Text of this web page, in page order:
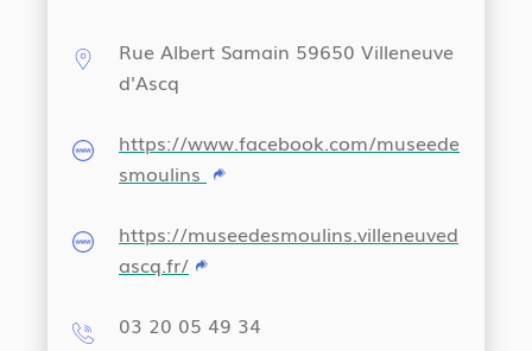
Rue Albert Samain 59650 Villeneuve
d'Ascq
https://www.facebook.com/museede
smoulins
https://museedesmoulins.villeneuved
ascq.fr/
03 20 05 49 34